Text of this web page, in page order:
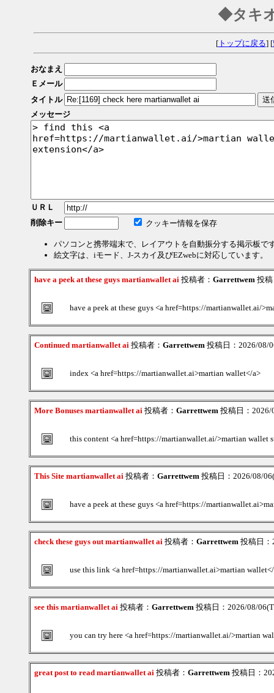
◆タキ
[トップに戻る] [
おなまえ
Ｅメール
タイトル
メッセージ
ＵＲＬ
削除キー
クッキー情報を保存
パソコンと携帯端末で、レイアウトを自動振分する掲示板で
絵文字は、iモード、J-スカイ及びEZwebに対応しています。
have a peek at these guys martianwallet ai 投稿者： Garrettwem 投
have a peek at these guys <a href=https://martianwallet.ai/
Continued martianwallet ai 投稿者： Garrettwem 投稿日：2026/08/
index <a href=https://martianwallet.ai>martian wallet</a>
More Bonuses martianwallet ai 投稿者： Garrettwem 投稿日：
this content <a href=https://martianwallet.ai/>martian wallet
This Site martianwallet ai 投稿者： Garrettwem 投稿日：2026/08/
have a peek at these guys <a href=https://
check these guys out martianwallet ai 投稿者： Garrettwem 投稿日
use this link <a href=https://martianwallet.ai>martian
see this martianwallet ai 投稿者： Garrettwem 投稿日：2026/08/
you can try here <a href=https://martianwallet.ai/>martian
great post to read martianwallet ai 投稿者： Garrettwem 投稿日：